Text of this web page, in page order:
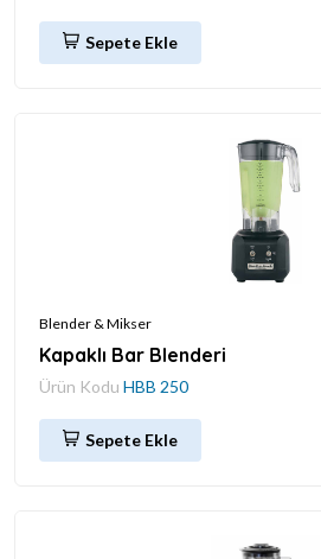
Sepete Ekle
Blender & Mikser
Kapaklı Bar Blenderi
Ürün Kodu HBB 250
Sepete Ekle